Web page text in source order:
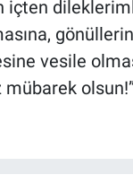
içten
vesile